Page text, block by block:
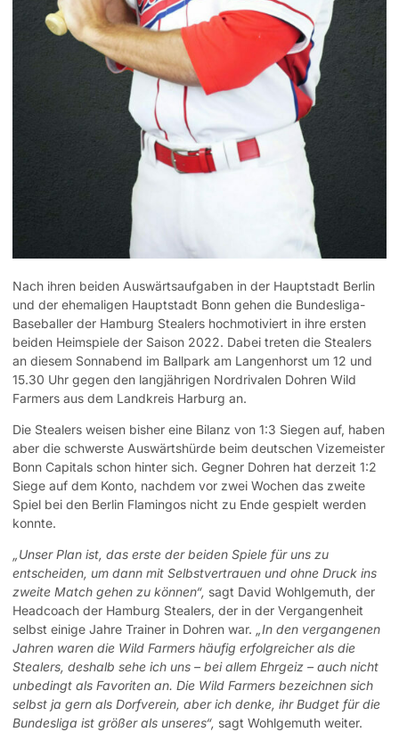
Nach ihren beiden Auswärtsaufgaben in der Hauptstadt Berlin
und der ehemaligen Hauptstadt Bonn gehen die Bundesliga-
Baseballer der Hamburg Stealers hochmotiviert in ihre ersten
beiden Heimspiele der Saison 2022. Dabei treten die Stealers
an diesem Sonnabend im Ballpark am Langenhorst um 12 und
15.30 Uhr gegen den langjährigen Nordrivalen Dohren Wild
Farmers aus dem Landkreis Harburg an.
Die Stealers weisen bisher eine Bilanz von 1:3 Siegen auf, haben
aber die schwerste Auswärtshürde beim deutschen Vizemeister
Bonn Capitals schon hinter sich. Gegner Dohren hat derzeit 1:2
Siege auf dem Konto, nachdem vor zwei Wochen das zweite
Spiel bei den Berlin Flamingos nicht zu Ende gespielt werden
konnte.
„Unser Plan ist, das erste der beiden Spiele für uns zu
entscheiden, um dann mit Selbstvertrauen und ohne Druck ins
zweite Match gehen zu können“, sagt David Wohlgemuth, der
Headcoach der Hamburg Stealers, der in der Vergangenheit
selbst einige Jahre Trainer in Dohren war. „In den vergangenen
Jahren waren die Wild Farmers häufig erfolgreicher als die
Stealers, deshalb sehe ich uns – bei allem Ehrgeiz – auch nicht
unbedingt als Favoriten an. Die Wild Farmers bezeichnen sich
selbst ja gern als Dorfverein, aber ich denke, ihr Budget für die
Bundesliga ist größer als unseres“, sagt Wohlgemuth weiter.